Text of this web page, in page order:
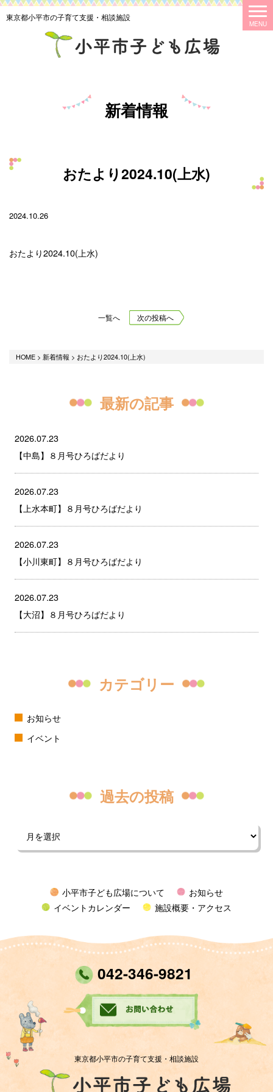
東京都小平市の子育て支援・相談施設
新着情報
おたより2024.10(上水)
2024.10.26
おたより2024.10(上水)
一覧へ 次の投稿へ
HOME> 新着情報 > おたより2024.10(上水)
最新の記事
2026.07.23
【中島】８月号ひろばだより
2026.07.23
【上水本町】８月号ひろばだより
2026.07.23
【小川東町】８月号ひろばだより
2026.07.23
【大沼】８月号ひろばだより
カテゴリー
お知らせ
イベント
過去の投稿
小平市子ども広場について
お知らせ
イベントカレンダー
施設概要・アクセス
042-346-9821
東京都小平市の子育て支援・相談施設